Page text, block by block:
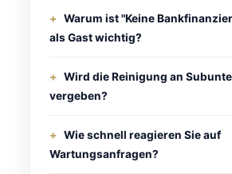
Warum ist "Keine
als Gast wichtig?
Wird die Reinigung an
vergeben?
Wie schnell reagieren Sie auf
Wartungsanfragen?